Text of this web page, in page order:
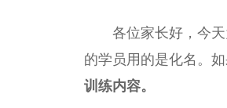
各位家长好，今
的学员用的是化名。
训练内容。